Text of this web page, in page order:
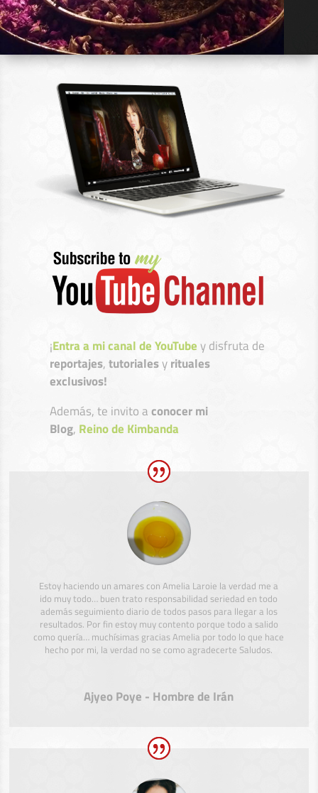
¡Entra a mi canal de YouTubey disfruta de
reportajes,tutorialesyrituales
exclusivos!
Además, te invito aconocer mi
Blog, Reino de Kimbanda
Estoy haciendo un amares con Amelia Laroie la verdad me a
ido muy todo… buen trato responsabilidad seriedad en todo
además seguimiento diario de todos pasos para llegar a los
resultados. Por fin estoy muy contento porque todo a salido
como quería… muchísimas gracias Amelia por todo lo que hace
hecho por mi, la verdad no se como agradecerte Saludos.
Ajyeo Poye - Hombre de Irán